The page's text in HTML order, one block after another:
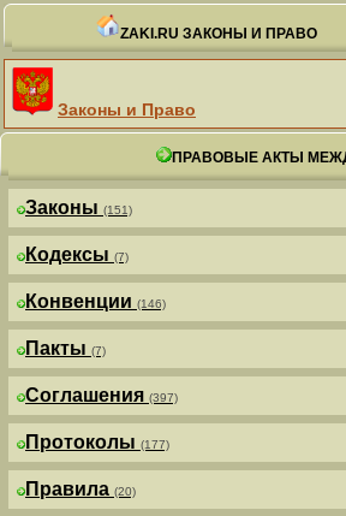
ZAKI.RU ЗАКОНЫ И ПРАВО
Законы и Право
ПРАВОВЫЕ АКТЫ
Законы (151)
Кодексы (7)
Конвенции (146)
Пакты (7)
Соглашения (397)
Протоколы (177)
Правила (20)